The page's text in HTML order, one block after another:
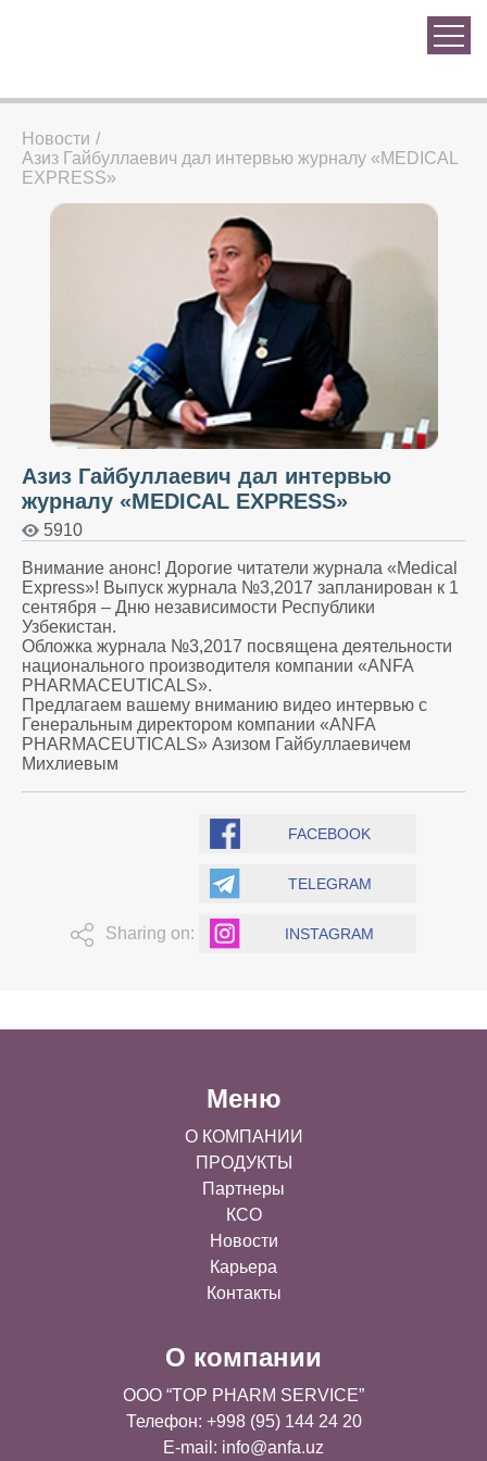
Новости
Азиз Гайбуллаевич дал интервью журналу «MEDICAL
EXPRESS»
Азиз Гайбуллаевич дал интервью
журналу «MEDICAL EXPRESS»
5910
Внимание анонс! Дорогие читатели журнала «Мedical
Еxpress»! Выпуск журнала №3,2017 запланирован к 1
сентября – Дню независимости Республики
Узбекистан.
Обложка журнала №3,2017 посвящена деятельности
национального производителя компании «ANFA
PHARMACEUTICALS».
Предлагаем вашему вниманию видео интервью с
Генеральным директором компании «ANFA
PHARMACEUTICALS» Азизом Гайбуллаевичем
Михлиевым
Sharing on:
FACEBOOK
TELEGRAM
INSTAGRAM
Меню
О КОМПАНИИ
ПРОДУКТЫ
Партнеры
КСО
Новости
Карьера
Контакты
О компании
OOO “TOP PHARM SERVICE”
Телефон: +998 (95) 144 24 20
E-mail: info@anfa.uz